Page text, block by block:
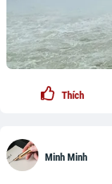
Thích
Minh Minh